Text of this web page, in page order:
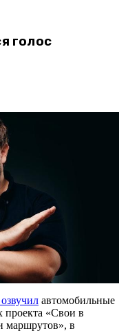
голос
автомобильные
проекта «Свои в
маршрутов», в